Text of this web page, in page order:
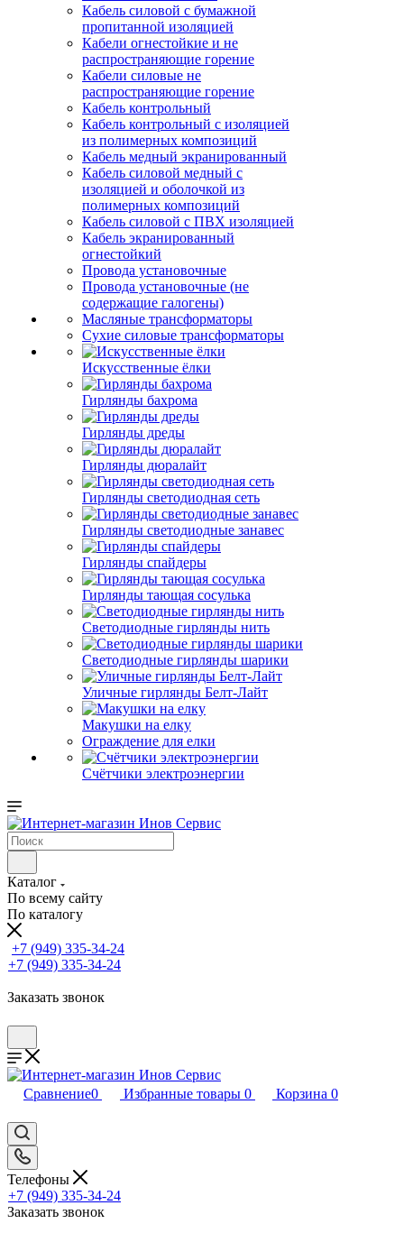
Кабель силовой с бумажной
пропитанной изоляцией
Кабели огнестойкие и не
распространяющие горение
Кабели силовые не
распространяющие горение
Кабель контрольный
Кабель контрольный с изоляцией
из полимерных композиций
Кабель медный экранированный
Кабель силовой медный с
изоляцией и оболочкой из
полимерных композиций
Кабель силовой с ПВХ изоляцией
Кабель экранированный
огнестойкий
Провода установочные
Провода установочные (не
содержащие галогены)
Масляные трансформаторы
Сухие силовые трансформаторы
Искусственные ёлки
Гирлянды бахрома
Гирлянды дреды
Гирлянды дюралайт
Гирлянды светодиодная сеть
Гирлянды светодиодные занавес
Гирлянды спайдеры
Гирлянды тающая сосулька
Светодиодные гирлянды нить
Светодиодные гирлянды шарики
Уличные гирлянды Белт-Лайт
Макушки на елку
Ограждение для елки
Счётчики электроэнергии
Каталог
По всему сайту
По каталогу
+7 (949) 335-34-24
+7 (949) 335-34-24
Заказать звонок
Сравнение0 Избранные товары 0 Корзина 0
Телефоны
+7 (949) 335-34-24
Заказать звонок